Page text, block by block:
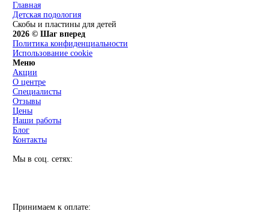
Главная
Детская подология
Скобы и пластины для детей
2026 © Шаг вперед
Политика конфиденциальности
Использование cookie
Меню
Акции
О центре
Специалисты
Отзывы
Цены
Наши работы
Блог
Контакты
Мы в соц. сетях:
Принимаем к оплате: